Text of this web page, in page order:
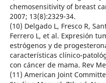
chemosensitivity of breast
2007; 13(8):2329-34.
(10) Delgado L, Fresco R,
Ferrero L, et al. Expresión
estrógenos y de
características clínico-
con cáncer de mama. Rev
(11) American Joint